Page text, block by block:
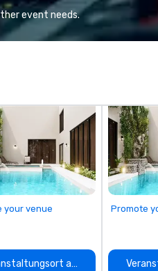
event needs.
your venue
auswählen
Promote